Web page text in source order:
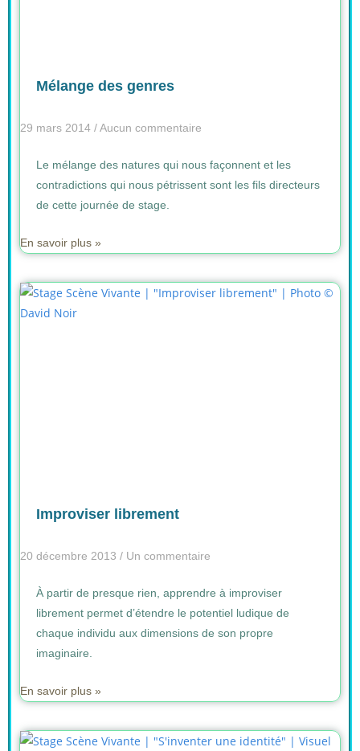
Mélange des genres
29 mars 2014 Aucun commentaire
Le mélange des natures qui nous façonnent et les
contradictions qui nous pétrissent sont les fils directeurs
de cette journée de stage.
En savoir plus »
Improviser librement
20 décembre 2013 Un commentaire
À partir de presque rien, apprendre à improviser
librement permet d’étendre le potentiel ludique de
chaque individu aux dimensions de son propre
imaginaire.
En savoir plus »